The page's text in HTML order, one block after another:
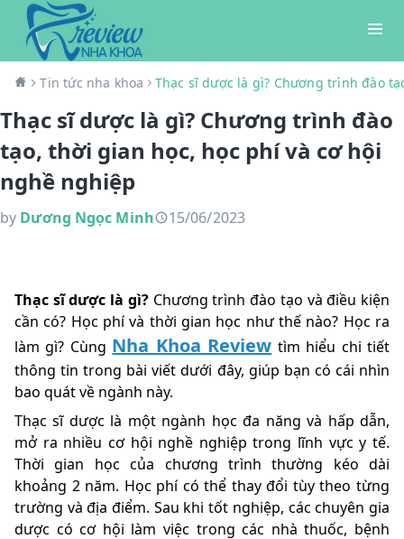
Tin tức nha khoa Thạc sĩ dược là gì? Chương trình đào
Thạc sĩ dược là gì? Chương trình đào
tạo, thời gian học, học phí và cơ hội
nghề nghiệp
by Dương Ngọc Minh 15/06/2023
Thạc sĩ dược là gì?Chương trình đào tạo và điều kiện
cần có? Học phí và thời gian học như thế nào? Học ra
làm gì? Cùng Nha Khoa Review tìm hiểu chi tiết
thông tin trong bài viết dưới đây, giúp bạn có cái nhìn
bao quát về ngành này.
Thạc sĩ dược là một ngành học đa năng và hấp dẫn,
mở ra nhiều cơ hội nghề nghiệp trong lĩnh vực y tế.
Thời gian học của chương trình thường kéo dài
khoảng 2 năm. Học phí có thể thay đổi tùy theo từng
trường và địa điểm. Sau khi tốt nghiệp, các chuyên gia
dược có cơ hội làm việc trong các nhà thuốc, bệnh